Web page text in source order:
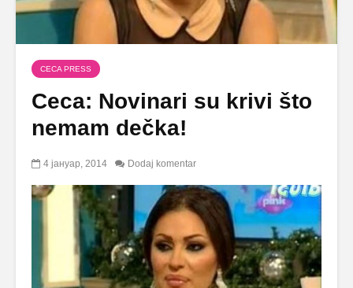
CECA PRESS
Ceca: Novinari su krivi što
nemam dečka!
4 јануар, 2014 Dodaj komentar